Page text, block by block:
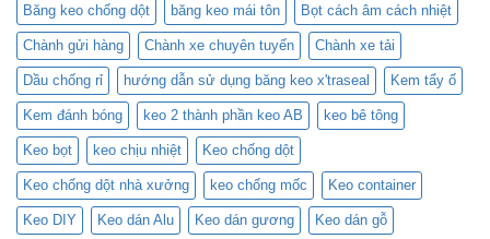
hiệu
quả
với
keo
MC-
201
và
Blockade
chính
hãng
tại
đây
Lựa
chọn
an
toàn
cho
mọi
công
trình
tín
cho
các
công
trình
lớn
tại
Nghi
Sơn
bình
xịt
bôi
trơn
RP7
chính
hãng,
số
lượng
lớn
tại
miền
Bắc
Băng keo chống dột băng keo mái tôn Bọt cách âm cách nhiệt
Chành gửi hàng Chành xe chuyên tuyến Chành xe tải
Dầu chống rỉ hướng dẫn sử dụng băng keo x'traseal Kem tẩy ố
Kem đánh bóng keo 2 thành phần keo AB keo bê tông
Keo bọt keo chịu nhiệt Keo chống dột
Keo chống dột nhà xưởng keo chống mốc Keo container
Keo DIY Keo dán Alu Keo dán gương Keo dán gỗ